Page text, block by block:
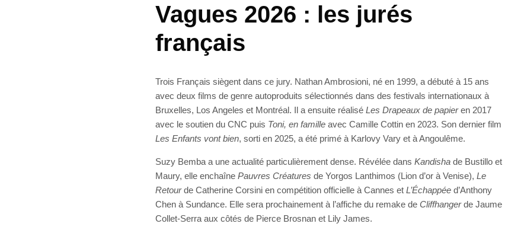
Vagues 2026 : les jurés
français
Trois Français siègent dans ce jury. Nathan Ambrosioni, né en 1999, a débuté à 15 ans
avec deux films de genre autoproduits sélectionnés dans des festivals internationaux à
Bruxelles, Los Angeles et Montréal. Il a ensuite réalisé Les Drapeaux de papieren 2017
avec le soutien du CNC puis Toni, en famille avec Camille Cottin en 2023. Son dernier film
Les Enfants vont bien, sorti en 2025, a été primé à Karlovy Vary et à Angoulême.
Suzy Bemba a une actualité particulièrement dense. Révélée dans Kandisha de Bustillo et
Maury, elle enchaîne Pauvres Créatures de Yorgos Lanthimos (Lion d’or à Venise), Le
Retourde Catherine Corsini en compétition officielle à Cannes et L’Échappée d’Anthony
Chen à Sundance. Elle sera prochainement à l’affiche du remake de Cliffhangerde Jaume
Collet-Serra aux côtés de Pierce Brosnan et Lily James.